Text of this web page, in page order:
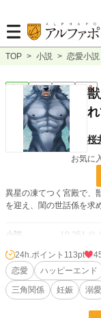
TOP > 小説 > 恋愛小説
恋愛 完結 長編 R18
桜
お気に
異星の凍てつく宮殿で、
を迎え、閨の世話係を求
小説 10,251 位
恋愛 4,557 位 /
お気に入り 18
24h.ポイント 113pt
恋愛
ハッピーエンド
三角関係
妊娠 溺愛